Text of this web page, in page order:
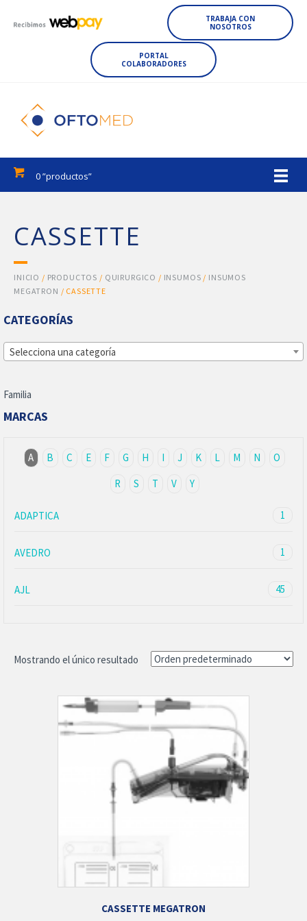
TRABAJA CON
NOSOTROS
PORTAL
COLABORADORES
0 ”productos”
CASSETTE
INICIO / PRODUCTOS / QUIRURGICO / INSUMOS / INSUMOS
MEGATRON / CASSETTE
CATEGORÍAS
Selecciona una categoría
Familia
MARCAS
A B C E F G H I J K L M N
O
R
S T V Y
ADAPTICA 1
AVEDRO 1
AJL 45
Mostrando el único resultado
CASSETTE MEGATRON